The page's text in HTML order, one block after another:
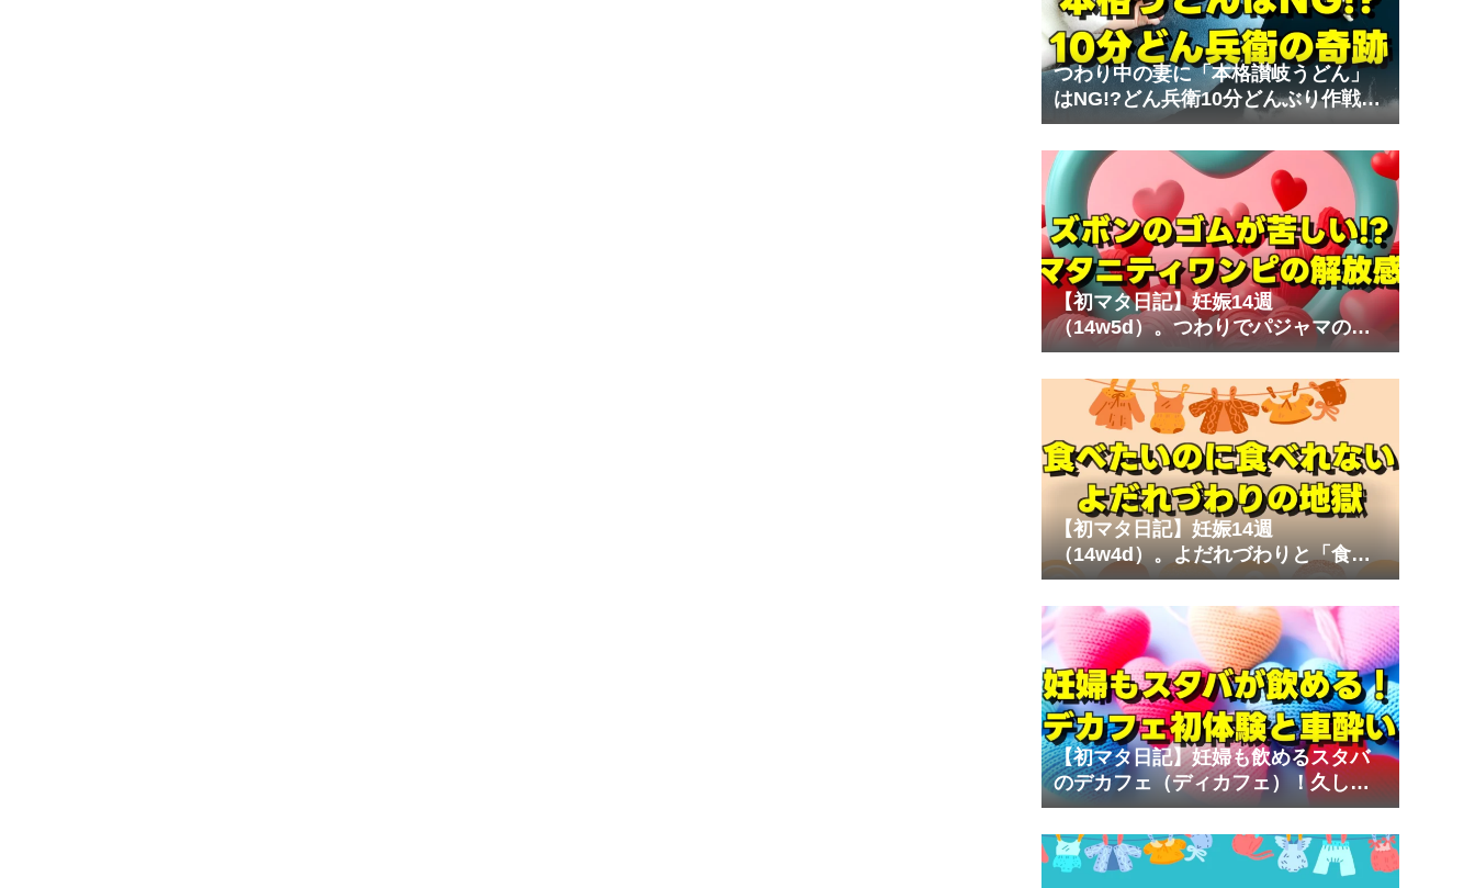
つわり中の妻に「本格讃岐うどん」
はNG!?どん兵衛10分どんぶり作戦の
奇跡｜夫の妊娠体験記⑧
【初マタ日記】妊娠14週
（14w5d）。つわりでパジャマのゴ
ムが苦しい！ストレスフリーなマタ
ニティワンピ
【初マタ日記】妊娠14週
（14w4d）。よだれづわりと「食べ
たいのに食べられない」心の叫び
【初マタ日記】妊婦も飲めるスタバ
のデカフェ（ディカフェ）！久しぶ
りの外出で車酔いの試練